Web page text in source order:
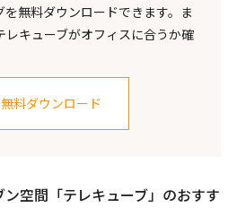
無料ダウンロードできます。ま
レキューブがオフィスに合うか確
無料ダウンロード
空間「テレキューブ」のおすす